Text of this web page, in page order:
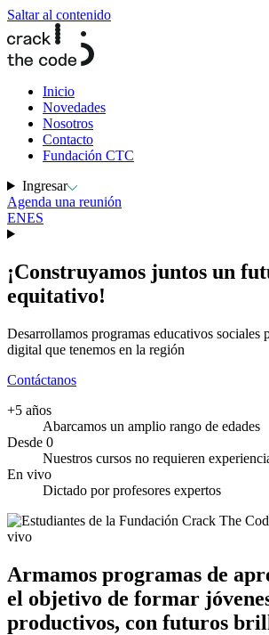
Saltar al contenido
Inicio
Novedades
Nosotros
Contacto
Fundación CTC
Ingresar
Agenda una reunión
ENES
¡Construyamos juntos un
equitativo!
Desarrollamos programas educativos sociales
digital que tenemos en la región
Contáctanos
+5 años
Abarcamos un amplio rango de edades
Desde 0
Nuestros cursos no requieren
En vivo
Dictado por profesores expertos
Armamos programas de
el objetivo de formar
productivos, con futuros